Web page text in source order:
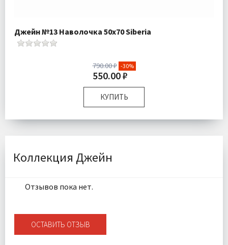
Джейн №13 Наволочка 50х70 Siberia
790.00 ₽ -30%
550.00 ₽
КУПИТЬ
Размер:
50х70 см
Доставка:
Коллекция Джейн
Отзывов пока нет.
ОСТАВИТЬ ОТЗЫВ